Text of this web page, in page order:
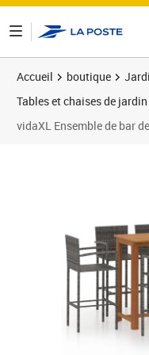
Accueil boutique
Tables et chaises de jardin
vidaXL Ensemble de bar